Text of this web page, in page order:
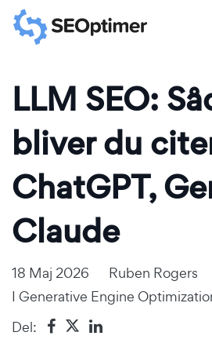
LLM SEO:
bliver du
ChatGPT,
Claude
18 Maj 2026
Ruben Rogers
I Generative Engine
Del: